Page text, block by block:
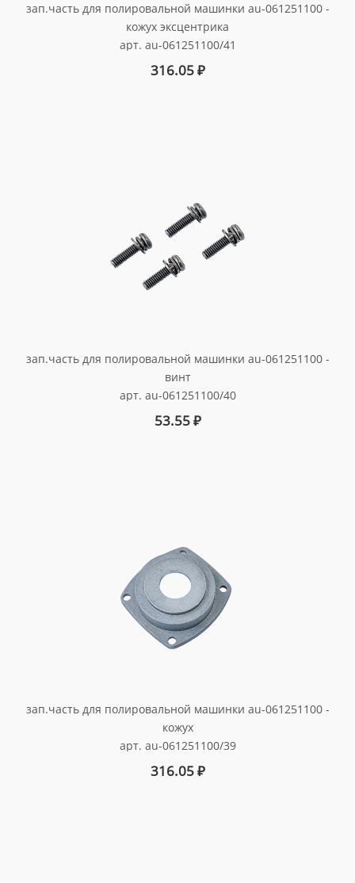
зап.часть для полировальной машинки au-061251100 -
кожух эксцентрика
арт. au-061251100/41
316.05₽
зап.часть для полировальной машинки au-061251100 -
винт
арт. au-061251100/40
53.55₽
зап.часть для полировальной машинки au-061251100 -
кожух
арт. au-061251100/39
316.05₽